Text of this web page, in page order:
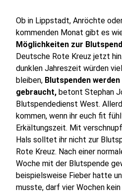
Ob in Lippstadt, Anröchte
kommenden Monat gibt es
Möglichkeiten zur
Deutsche Rote Kreuz jetzt
dunklen Jahreszeit würden
bleiben, Blutspenden
gebraucht, betont Stephan
Blutspendedienst West.
kommen, wenn ihr euch fit
Erkältungszeit. Mit
Hals solltet ihr nicht zur
Rote Kreuz. Nach einer
Woche mit der Blutspende
beispielsweise Fieber hatte
musste, darf vier Wochen